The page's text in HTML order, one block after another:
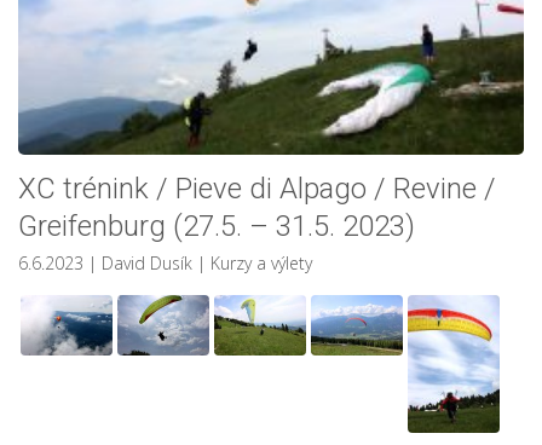
XC trénink / Pieve di Alpago / Revine /
Greifenburg (27.5. – 31.5. 2023)
6.6.2023 | David Dusík | Kurzy a výlety